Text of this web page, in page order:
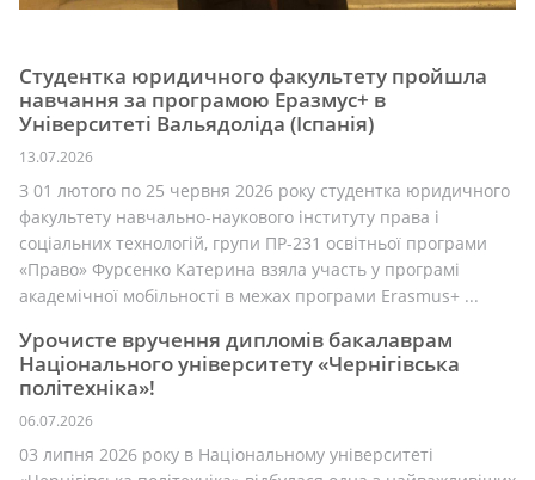
Студентка юридичного факультету пройшла
навчання за програмою Еразмус+ в
Університеті Вальядоліда (Іспанія)
13.07.2026
З 01 лютого по 25 червня 2026 року студентка юридичного
факультету навчально-наукового інституту права і
соціальних технологій, групи ПР-231 освітньої програми
«Право» Фурсенко Катерина взяла участь у програмі
академічної мобільності в межах програми Erasmus+ ...
Урочисте вручення дипломів бакалаврам
Національного університету «Чернігівська
політехніка»!
06.07.2026
03 липня 2026 року в Національному університеті